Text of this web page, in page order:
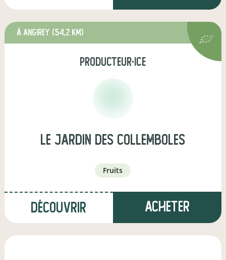
à Angirey (54,2 km)
producteur·ice
le jardin des collemboles
fruits
Découvrir Acheter